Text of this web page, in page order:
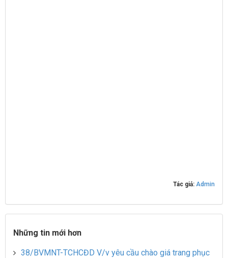
Tác giả: Admin
Những tin mới hơn
38/BVMNT-TCHCĐD V/v yêu cầu chào giá trang phục